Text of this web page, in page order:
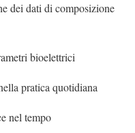
dei dati di composizione
bioelettrici
pratica quotidiana
nel tempo